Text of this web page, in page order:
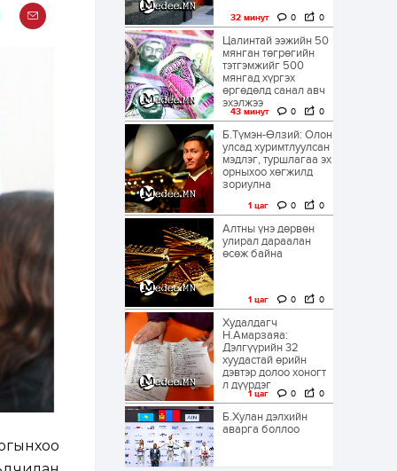
32 минут 0 0
Цалинтай ээжийн 50
мянган төгрөгийн
тэтгэмжийг 500
мянгад хүргэх
өргөдөлд санал авч
эхэлжээ
43 минут 0 0
Б.Түмэн-Өлзий: Олон
улсад хуримтлуулсан
мэдлэг, туршлагаа эх
орныхоо хөгжилд
зориулна
1 цаг 0 0
Алтны үнэ дөрвөн
улирал дараалан
өсөж байна
1 цаг 0 0
Худалдагч
Н.Амарзаяа:
Дэлгүүрийн 32
хуудастай өрийн
дэвтэр долоо хоногт
л дүүрдэг
1 цаг 0 0
Б.Хулан дэлхийн
аварга боллоо